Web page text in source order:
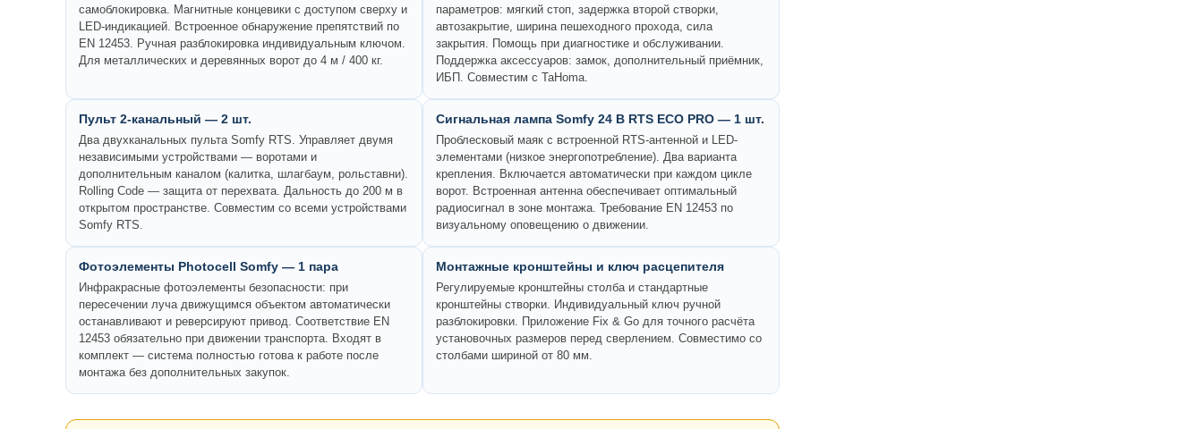
самоблокировка. Магнитные концевики с доступом сверху и
LED-индикацией. Встроенное обнаружение препятствий по
EN 12453. Ручная разблокировка индивидуальным ключом.
Для металлических и деревянных ворот до 4 м / 400 кг.
параметров: мягкий стоп, задержка второй створки,
автозакрытие, ширина пешеходного прохода, сила
закрытия. Помощь при диагностике и обслуживании.
Поддержка аксессуаров: замок, дополнительный приёмник,
ИБП. Совместим с TaHoma.
Пульт 2-канальный — 2 шт.
Два двухканальных пульта Somfy RTS. Управляет двумя
независимыми устройствами — воротами и
дополнительным каналом (калитка, шлагбаум, рольставни).
Rolling Code — защита от перехвата. Дальность до 200 м в
открытом пространстве. Совместим со всеми устройствами
Somfy RTS.
Сигнальная лампа Somfy 24 В RTS ECO PRO — 1 шт.
Проблесковый маяк с встроенной RTS-антенной и LED-
элементами (низкое энергопотребление). Два варианта
крепления. Включается автоматически при каждом цикле
ворот. Встроенная антенна обеспечивает оптимальный
радиосигнал в зоне монтажа. Требование EN 12453 по
визуальному оповещению о движении.
Фотоэлементы Photocell Somfy — 1 пара
Инфракрасные фотоэлементы безопасности: при
пересечении луча движущимся объектом автоматически
останавливают и реверсируют привод. Соответствие EN
12453 обязательно при движении транспорта. Входят в
комплект — система полностью готова к работе после
монтажа без дополнительных закупок.
Монтажные кронштейны и ключ расцепителя
Регулируемые кронштейны столба и стандартные
кронштейны створки. Индивидуальный ключ ручной
разблокировки. Приложение Fix & Go для точного расчёта
установочных размеров перед сверлением. Совместимо со
столбами шириной от 80 мм.